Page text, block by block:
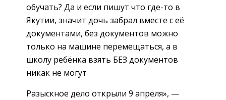
обучать? Да и если пишут что где-то в
Якутии, значит дочь забрал вместе с её
документами, без документов можно
только на машине перемещаться, а в
школу ребёнка взять БЕЗ документов
никак не могут
Разыскное дело открыли 9 апреля», —